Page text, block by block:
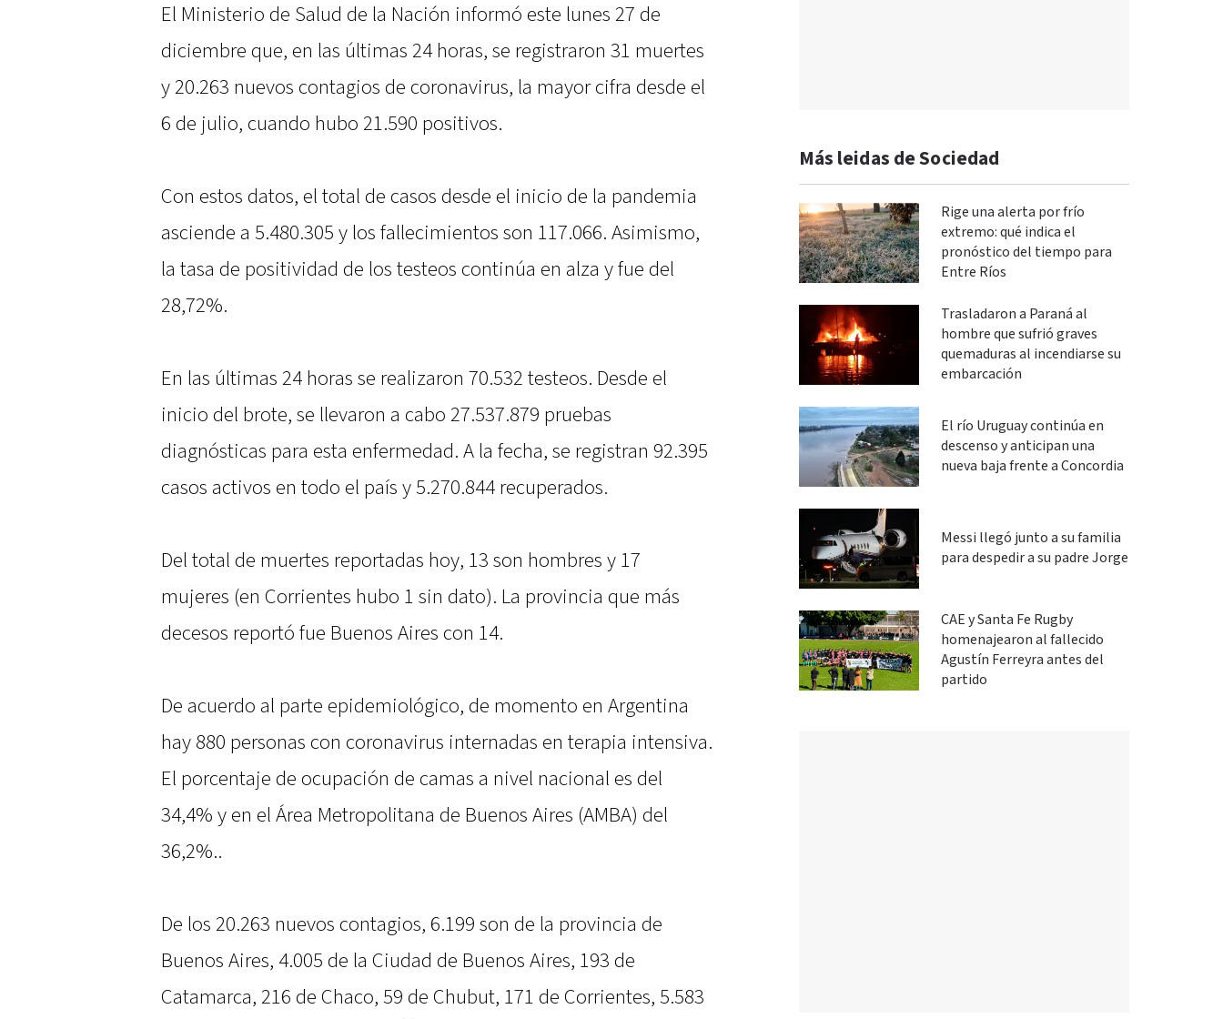
El Ministerio de Salud de la Nación informó este lunes 27 de
diciembre que, en las últimas 24 horas, se registraron 31 muertes
y 20.263 nuevos contagios de coronavirus, la mayor cifra desde el
6 de julio, cuando hubo 21.590 positivos.
Con estos datos, el total de casos desde el inicio de la pandemia
asciende a 5.480.305 y los fallecimientos son 117.066. Asimismo,
la tasa de positividad de los testeos continúa en alza y fue del
28,72%.
En las últimas 24 horas se realizaron 70.532 testeos. Desde el
inicio del brote, se llevaron a cabo 27.537.879 pruebas
diagnósticas para esta enfermedad. A la fecha, se registran 92.395
casos activos en todo el país y 5.270.844 recuperados.
Del total de muertes reportadas hoy, 13 son hombres y 17
mujeres (en Corrientes hubo 1 sin dato). La provincia que más
decesos reportó fue Buenos Aires con 14.
De acuerdo al parte epidemiológico, de momento en Argentina
hay 880 personas con coronavirus internadas en terapia intensiva.
El porcentaje de ocupación de camas a nivel nacional es del
34,4% y en el Área Metropolitana de Buenos Aires (AMBA) del
36,2%..
De los 20.263 nuevos contagios, 6.199 son de la provincia de
Buenos Aires, 4.005 de la Ciudad de Buenos Aires, 193 de
Catamarca, 216 de Chaco, 59 de Chubut, 171 de Corrientes, 5.583
Más leidas de Sociedad
Rige una alerta por frío
extremo: qué indica el
pronóstico del tiempo para
Entre Ríos
Trasladaron a Paraná al
hombre que sufrió graves
quemaduras al incendiarse su
embarcación
El río Uruguay continúa en
descenso y anticipan una
nueva baja frente a Concordia
Messi llegó junto a su familia
para despedir a su padre Jorge
CAE y Santa Fe Rugby
homenajearon al fallecido
Agustín Ferreyra antes del
partido